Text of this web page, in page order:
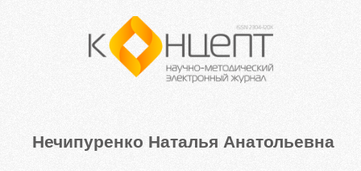
Нечипуренко Наталья Анатольевна